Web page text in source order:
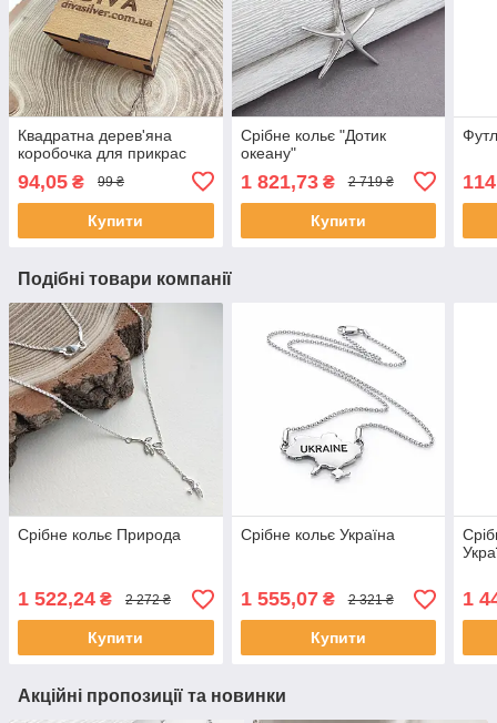
Квадратна дерев'яна
коробочка для прикрас
94,05 ₴ 99 ₴
Купити
Срібне кольє "Дотик
океану"
1 821,73₴ 2 719 ₴
Купити
114
Подібні товари компанії
Срібне кольє Природа
1 522,24 ₴ 2 272 ₴
Купити
Срібне кольє Україна
1 555,07₴ 2 321 ₴
Купити
1
Акційні пропозиції та новинки